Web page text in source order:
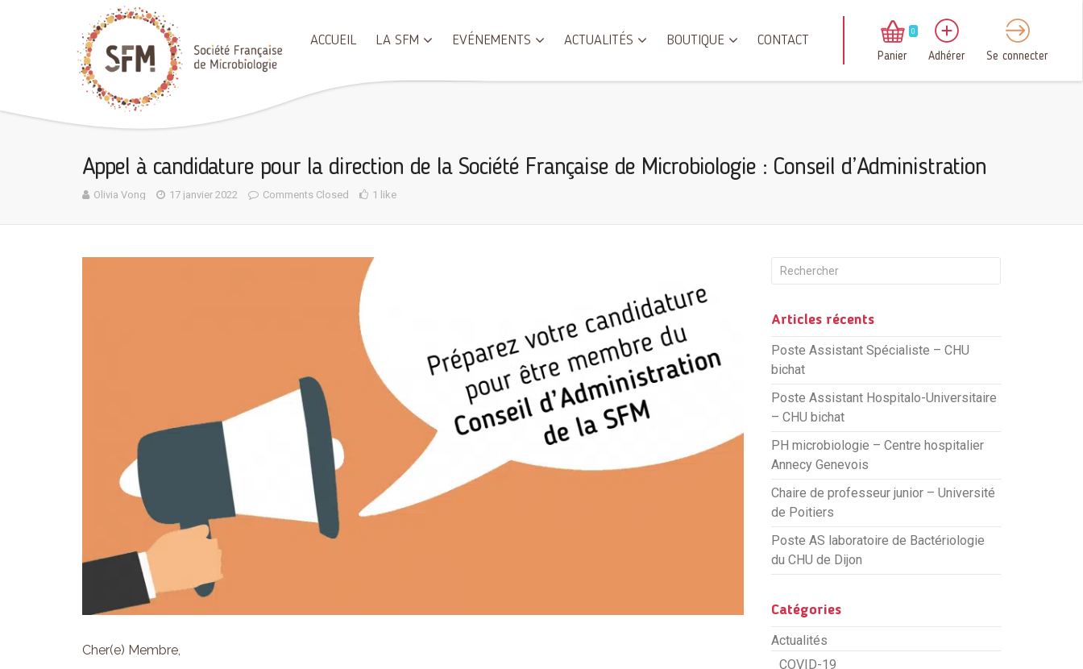
ACCUEIL LA SFM EVÉNEMENTS ACTUALITÉS BOUTIQUE CONTACT
0
Panier Adhérer Se connecter
Appel à candidature pour la direction de la Société Française de Microbiologie : Conseil d’Administration
Olivia Vong 17 janvier 2022 Comments Closed 1 like
Cher(e) Membre,
Articles récents
Poste Assistant Spécialiste – CHU
bichat
Poste Assistant Hospitalo-Universitaire
– CHU bichat
PH microbiologie – Centre hospitalier
Annecy Genevois
Chaire de professeur junior – Université
de Poitiers
Poste AS laboratoire de Bactériologie
du CHU de Dijon
Catégories
Actualités
COVID-19